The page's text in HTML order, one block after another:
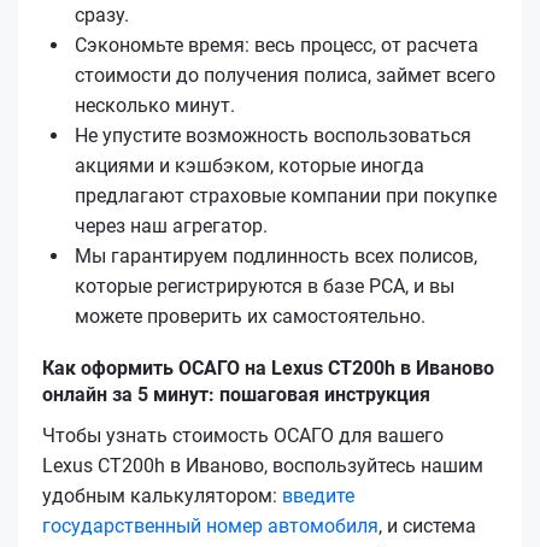
сразу.
Сэкономьте время: весь процесс, от расчета
стоимости до получения полиса, займет всего
несколько минут.
Не упустите возможность воспользоваться
акциями и кэшбэком, которые иногда
предлагают страховые компании при покупке
через наш агрегатор.
Мы гарантируем подлинность всех полисов,
которые регистрируются в базе РСА, и вы
можете проверить их самостоятельно.
Как оформить ОСАГО на Lexus CT200h в Иваново
онлайн за 5 минут: пошаговая инструкция
Чтобы узнать стоимость ОСАГО для вашего
Lexus CT200h в Иваново, воспользуйтесь нашим
удобным калькулятором: введите
государственный номер автомобиля, и система